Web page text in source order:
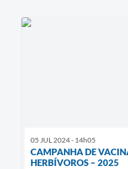
05 JUL 2024 - 14h05
CAMPANHA DE
HERBÍVOROS – 2025